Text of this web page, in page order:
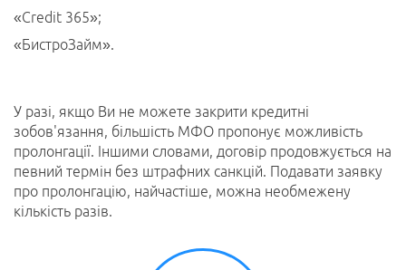
«Credit 365»;
«БистроЗайм».
У разі, якщо Ви не можете закрити кредитні
зобов'язання, більшість МФО пропонує можливість
пролонгації. Іншими словами, договір продовжується на
певний термін без штрафних санкцій. Подавати заявку
про пролонгацію, найчастіше, можна необмежену
кількість разів.